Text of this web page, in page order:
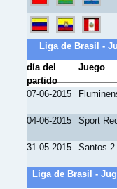
Liga de Brasil -
día del
partido
Juego
07-06-2015
04-06-2015 Sport
31-05-2015 Santos
Liga de Brasil -